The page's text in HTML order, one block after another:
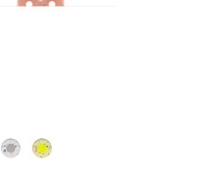
Uçuk
Volt